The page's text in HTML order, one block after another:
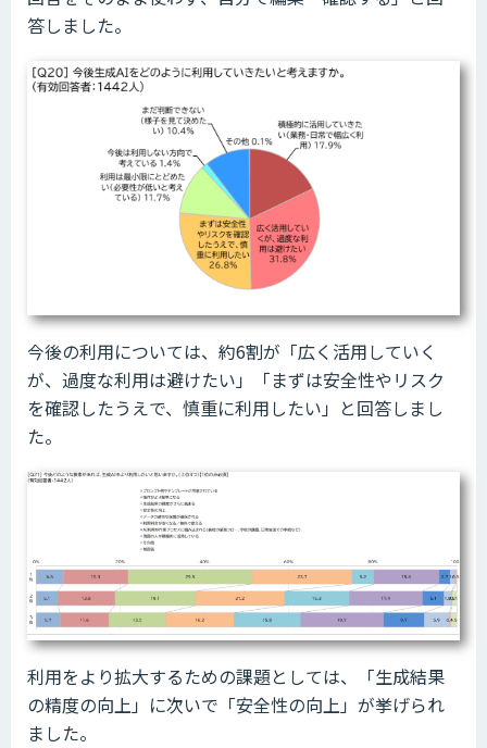
答しました。
今後の利用については、約6割が「広く活用していく
が、過度な利用は避けたい」「まずは安全性やリスク
を確認したうえで、慎重に利用したい」と回答しまし
た。
利用をより拡大するための課題としては、「生成結果
の精度の向上」に次いで「安全性の向上」が挙げられ
ました。